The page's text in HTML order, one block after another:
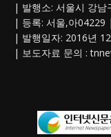
| 발행소: 서울시 강남
| 등록: 서울,아04229
| 발행일자: 2016년
| 보도자료 문의 :